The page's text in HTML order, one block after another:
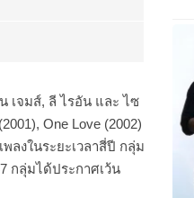
เจมส์, ลี ไรอัน และ ไซ
One Love (2002)
ลงในระยะเวลาสี่ปี กลุ่ม
กลุ่มได้ประกาศเว้น